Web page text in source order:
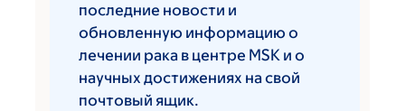
последние новости и
обновленную информацию о
лечении рака в центре MSK и о
научных достижениях на свой
почтовый ящик.